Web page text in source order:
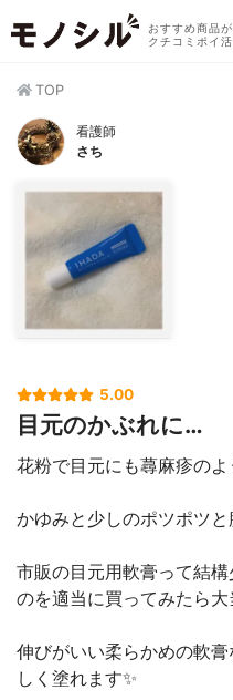
おすすめ商品
クチコミポイ
TOP
看護師
さち
5.00
目元のかぶれに…
花粉で目元にも蕁麻疹の
かゆみと少しのポツポツ
市販の目元用軟膏って結
のを適当に買ってみたら大
伸びがいい柔らかめの軟
しく塗れます✨